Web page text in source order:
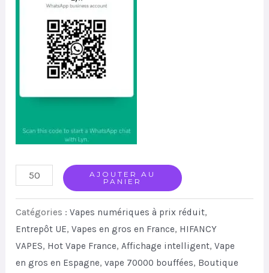
HIFANCY
70K
Disposable
Vape
With
AJOUTER AU
PANIER
Catégories :Vapes numériques à prix réduit,
Entrepôt UE,Vapes en gros en France, HIFANCY
VAPES, Hot Vape France,Affichage intelligent,Vape
en gros en Espagne,vape 70000 bouffées, Boutique